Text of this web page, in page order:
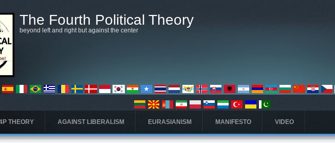
The Fourth Political Theory
beyond left and right but against the center
THEORY AGAINST LIBERALISM EURASIANISM MANIFESTO VIDEO